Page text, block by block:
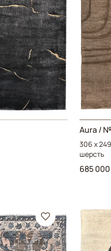
Aura / №
306 x
шерсть
685